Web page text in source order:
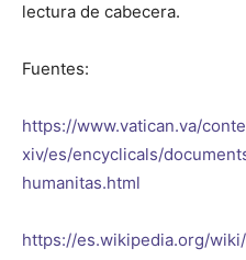
lectura de cabecera.
Fuentes:
https://www.vatican.va/
xiv/es/encyclicals/
humanitas.html
https://es.wikipedia.org/